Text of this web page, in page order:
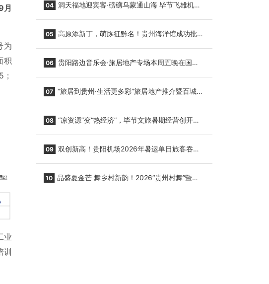
月
为
积
业
04 洞天福地迎宾客·磅礴乌蒙通山海 毕节飞雄机场
05 高原添新丁，萌豚征黔名！贵州海洋馆成功批量
06 贵阳路边音乐会·旅居地产专场本周五晚在国际
07 “旅居到贵州·生活更多彩”旅居地产推介暨百城千
08 “凉资源”变“热经济”，毕节文旅暑期经营创开门
09 双创新高！贵阳机场2026年暑运单日旅客吞吐
10 品盛夏金芒 舞乡村新韵！2026“贵州村舞”暨望